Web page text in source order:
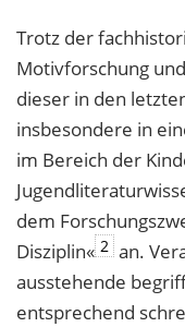
Trotz der
Motivforschung
dieser in den
insbesondere in
im Bereich der
dem
Disziplin« 2 an.
ausstehende
entsprechend